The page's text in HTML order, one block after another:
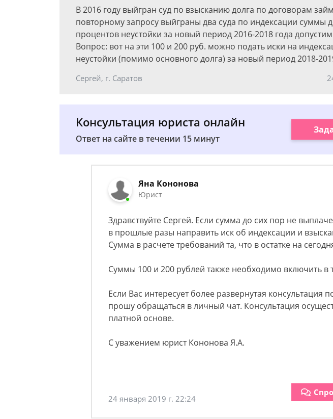
В 2016 году выйгран суд по взысканию долга по договорам
повторному запросу выйграны два суда по индексации суммы
процентов неустойки за новый период 2016-2018 года
Вопрос: вот на эти 100 и 200 руб. можно подать иски на
неустойки (помимо основного долга) за новый период 2018-
Сергей, г. Саратов
Консультация юриста онлайн
Ответ на сайте в течении 15 минут
Яна Кононова
Юрист
Здравствуйте Сергей. Если сумма до сих пор не
в прошлые разы направить иск об индексации и
Сумма в расчете требований та, что в остатке на
Суммы 100 и 200 рублей также необходимо включить в
Если Вас интересует более развернутая консультация
прошу обращаться в личный чат. Консультация
платной основе.
С уважением юрист Кононова Я.А.
24 января 2019 г. 22:24